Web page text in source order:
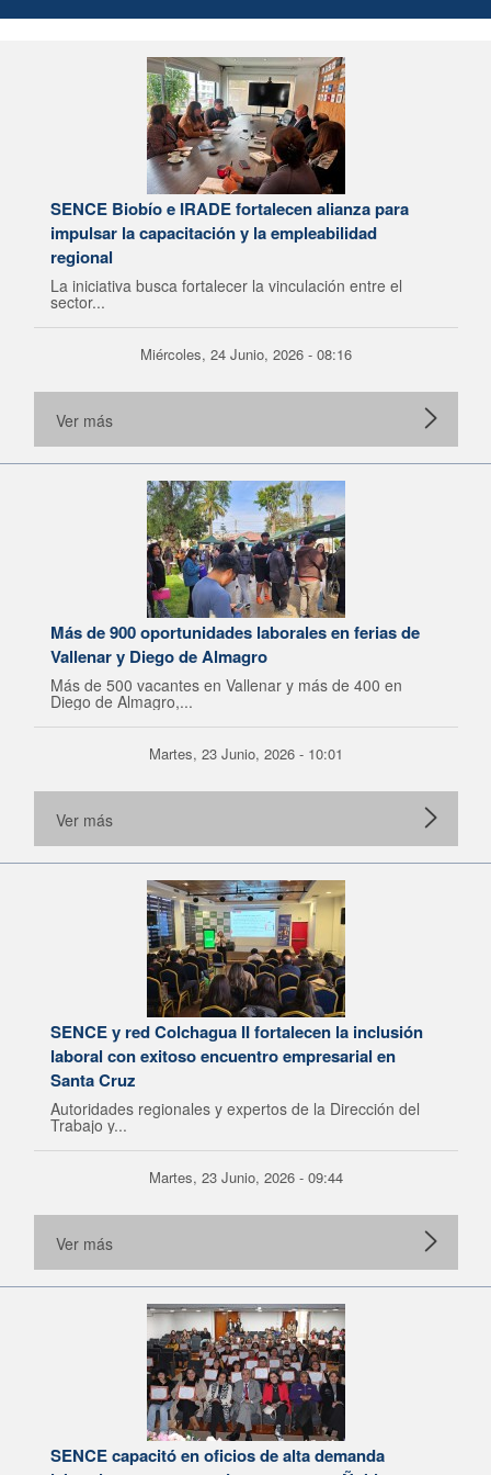
SENCE Biobío e IRADE fortalecen alianza para
impulsar la capacitación y la empleabilidad
regional
La iniciativa busca fortalecer la vinculación entre el
sector...
Miércoles, 24 Junio, 2026 - 08:16
Ver más
Más de 900 oportunidades laborales en ferias de
Vallenar y Diego de Almagro
Más de 500 vacantes en Vallenar y más de 400 en
Diego de Almagro,...
Martes, 23 Junio, 2026 - 10:01
Ver más
SENCE y red Colchagua II fortalecen la inclusión
laboral con exitoso encuentro empresarial en
Santa Cruz
Autoridades regionales y expertos de la Dirección del
Trabajo y...
Martes, 23 Junio, 2026 - 09:44
Ver más
SENCE capacitó en oficios de alta demanda